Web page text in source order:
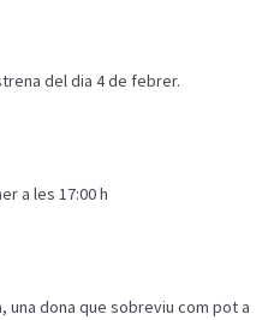
del dia 4 de febrer.
a les 17:00 h
una dona que sobreviu com pot a